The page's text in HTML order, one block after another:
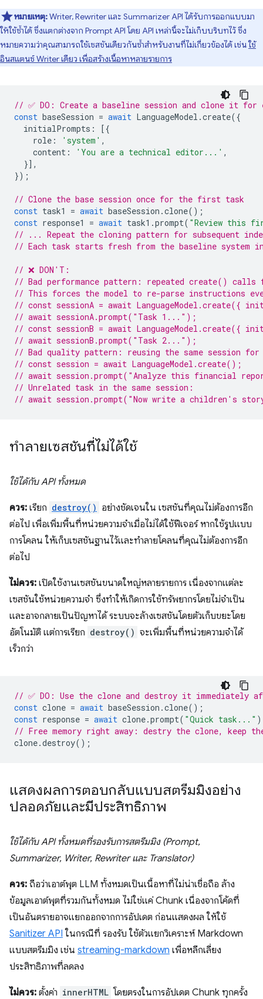
หมายเหตุ:Writer, Rewriter และ Summarizer API ได้รับการออกแบบมา
ให้ใช้ซ้ำได้ ซึ่งแตกต่างจาก Prompt API โดย API เหล่านี้จะไม่เก็บบริบทไว้ ซึ่ง
หมายความว่าคุณสามารถใช้เซสชันเดียวกันซ้ำสำหรับงานที่ไม่เกี่ยวข้องได้ เช่นใช้
อินสแตนซ์ Writer เดียว เพื่อสร้างเนื้อหาหลายรายการ
// ✅ DO: Create a baseline session and clone it for
const baseSession = await LanguageModel .create({
initialPrompts :
[{
role : 'system' ,
content : 'You are a technical editor...' ,
}],
});
// Clone the base session once for the first task
const task1 = await baseSession .clone();
const response1 = await task1 .prompt( "Review this
// ... Repeat the cloning pattern for subsequent
// Each task starts fresh from the baseline system
// ❌ DON'T:
// Bad performance pattern: repeated create()
// This forces the model to re-parse instructions
// const sessionA = await
// await sessionA.prompt("Task 1...");
// const sessionB = await
// await sessionB.prompt("Task 2...");
// Bad quality pattern: reusing the same session
// const session = await LanguageModel.create();
// await session.prompt("Analyze this financial
// Unrelated task in the same session:
// await session.prompt("Now write a children's
ทำลายเซสชันที่ไม่ได้ใช้
ใช้ได้กับ API ทั้งหมด
ควร: เรียก destroy() อย่างชัดเจนใน เซสชันที่คุณไม่ต้องการอีก
ต่อไป เพื่อเพิ่มพื้นที่หน่วยความจำเมื่อไม่ได้ใช้ฟีเจอร์ หากใช้รูปแบบ
การโคลน ให้เก็บเซสชันฐานไว้และทำลายโคลนที่คุณไม่ต้องการอีก
ต่อไป
ไม่ควร: เปิดใช้งานเซสชันขนาดใหญ่หลายรายการ เนื่องจากแต่ละ
เซสชันใช้หน่วยความจำ ซึ่งทำให้เกิดการใช้ทรัพยากรโดยไม่จำเป็น
และอาจกลายเป็นปัญหาได้ ระบบจะล้างเซสชันโดยตัวเก็บขยะโดย
อัตโนมัติ แต่การเรียก destroy() จะเพิ่มพื้นที่หน่วยความจำได้
เร็วกว่า
// ✅ DO: Use the clone and destroy it immediately
const clone = await baseSession .clone();
const response = await clone.prompt( "Quick task..."
// Free memory right away: destry the clone, keep the
clone.destroy();
แสดงผลการตอบกลับแบบสตรีมมิงอย่าง
ปลอดภัยและมีประสิทธิภาพ
ใช้ได้กับ API ทั้งหมดที่รองรับการสตรีมมิง (Prompt,
Summarizer, Writer, Rewriter และ Translator)
ควร: ถือว่าเอาต์พุต LLM ทั้งหมดเป็นเนื้อหาที่ไม่น่าเชื่อถือ ล้าง
ข้อมูลเอาต์พุตที่รวมกันทั้งหมด ไม่ใช่แค่ Chunk เนื่องจากโค้ดที่
เป็นอันตรายอาจแยกออกจากการอัปเดต ก่อนแสดงผล ให้ใช้
Sanitizer API ในกรณีที่ รองรับ ใช้ตัวแยกวิเคราะห์ Markdown
แบบสตรีมมิง เช่น streaming-markdown เพื่อหลีกเลี่ยง
ประสิทธิภาพที่ลดลง
ไม่ควร: ตั้งค่า innerHTML โดยตรงในการอัปเดต Chunk ทุกครั้ง